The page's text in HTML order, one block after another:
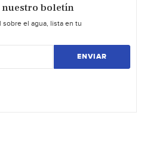
nuestro boletín
sobre el agua, lista en tu
ENVIAR